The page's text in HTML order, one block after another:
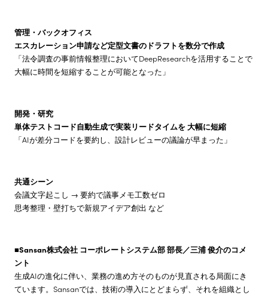
管理・バックオフィス
エスカレーション申請など定型文書のドラフトを数分で作成
「法令調査の事前情報整理においてDeepResearchを活用することで
大幅に時間を短縮することが可能となった」
開発・研究
単体テストコード自動生成で実装リードタイムを 大幅に短縮
「AIが差分コードを要約し、設計レビューの議論が早まった」
共通シーン
会議文字起こし → 要約で議事メモ工数ゼロ
思考整理・壁打ちで新規アイデア創出 など
■Sansan株式会社 コーポレートシステム部 部長／三浦 俊介のコメ
ント
生成AIの進化に伴い、業務の進め方そのものが見直される局面にき
ています。Sansanでは、技術の導入にとどまらず、それを組織とし